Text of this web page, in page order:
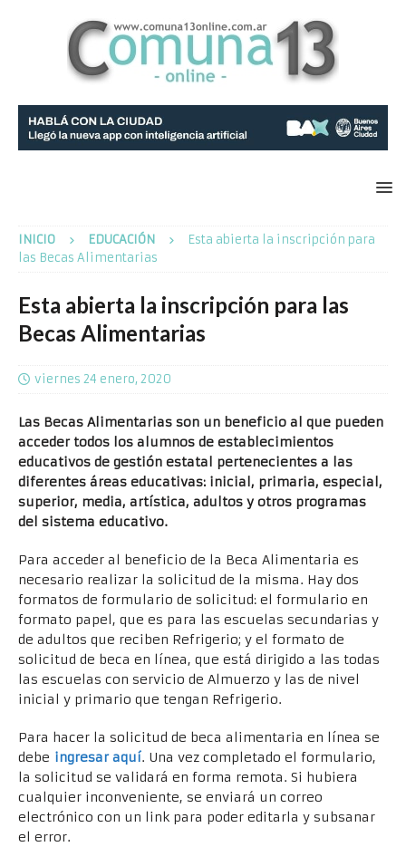
INICIO EDUCACIÓN
Esta abierta la inscripción para
las Becas Alimentarias
Esta abierta la inscripción para las
Becas Alimentarias
viernes 24 enero, 2020
Las Becas Alimentarias son un beneficio al que pueden
acceder todos los alumnos de establecimientos
educativos de gestión estatal pertenecientes a las
diferentes áreas educativas: inicial, primaria, especial,
superior, media, artística, adultos y otros programas
del sistema educativo.
Para acceder al beneficio de la Beca Alimentaria es
necesario realizar la solicitud de la misma. Hay dos
formatos de formulario de solicitud: el formulario en
formato papel, que es para las escuelas secundarias y
de adultos que reciben Refrigerio; y el formato de
solicitud de beca en línea, que está dirigido a las todas
las escuelas con servicio de Almuerzo y las de nivel
inicial y primario que tengan Refrigerio.
Para hacer la solicitud de beca alimentaria en línea se
debe ingresar aquí. Una vez completado el formulario,
la solicitud se validará en forma remota. Si hubiera
cualquier inconveniente, se enviará un correo
electrónico con un link para poder editarla y subsanar
el error.